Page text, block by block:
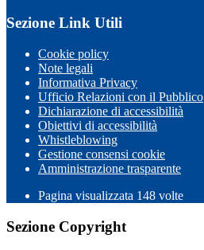
Sezione Link Utili
Cookie policy
Note legali
Informativa Privacy
Ufficio Relazioni con il Pubblico
Dichiarazione di accessibilità
Obiettivi di accessibilità
Whistleblowing
Gestione consensi cookie
Amministrazione trasparente
Pagina visualizzata 148 volte
Sezione Copyright